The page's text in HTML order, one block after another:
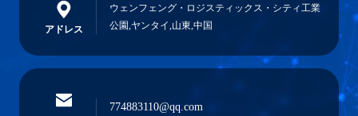
アドレス
ウェンフェング・ロジスティックス・シティ工業
公園,ヤンタイ,山東,中国
774883110@qq.com